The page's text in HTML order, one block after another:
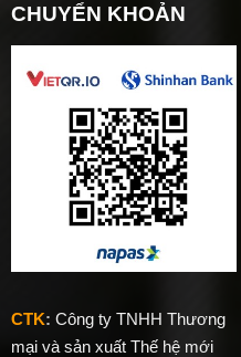
CHUYỂN KHOẢN
CTK: Công ty TNHH Thương
mại và sản xuất Thế hệ mới